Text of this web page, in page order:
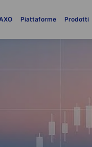
Piattaforme Prodotti